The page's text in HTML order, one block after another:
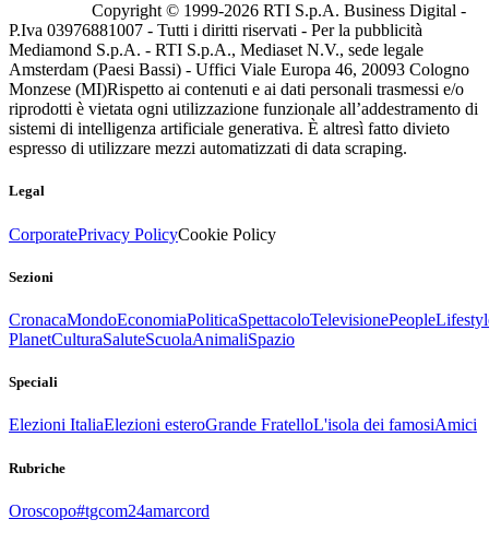
Copyright © 1999-2026 RTI S.p.A. Business Digital -
P.Iva 03976881007 - Tutti i diritti riservati - Per la pubblicità
Mediamond S.p.A. - RTI S.p.A., Mediaset N.V., sede legale
Amsterdam (Paesi Bassi) - Uffici Viale Europa 46, 20093 Cologno
Monzese (MI)Rispetto ai contenuti e ai dati personali trasmessi e/o
riprodotti è vietata ogni utilizzazione funzionale all’addestramento di
sistemi di intelligenza artificiale generativa. È altresì fatto divieto
espresso di utilizzare mezzi automatizzati di data scraping.
Legal
CorporatePrivacy PolicyCookie Policy
Sezioni
CronacaMondoEconomiaPoliticaSpettacoloTelevisionePeople
PlanetCulturaSaluteScuolaAnimaliSpazio
Speciali
Elezioni ItaliaElezioni esteroGrande FratelloL'isola dei famosiAmici
Rubriche
Oroscopo#tgcom24amarcord